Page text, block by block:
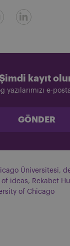
kayıt
yazılarımızı e-
GÖNDER
Üniversitesi,
ideas, Rekabet
of Chicago